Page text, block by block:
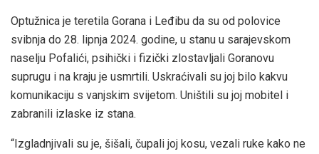
Optužnica je teretila Gorana i Leđibu da su od polovice
svibnja do 28. lipnja 2024. godine, u stanu u sarajevskom
naselju Pofalići, psihički i fizički zlostavljali Goranovu
suprugu i na kraju je usmrtili. Uskraćivali su joj bilo kakvu
komunikaciju s vanjskim svijetom. Uništili su joj mobitel i
zabranili izlaske iz stana.
“Izgladnjivali su je, šišali, čupali joj kosu, vezali ruke kako ne